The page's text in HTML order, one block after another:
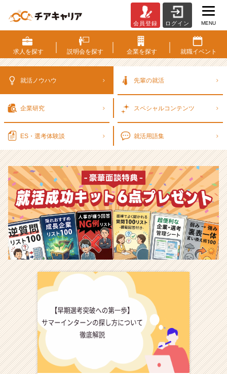
考
対
策・
ウ
ベ
ン
チ
ャ
ー・
成
長
企
業
か
ら
ト
が
届
活
会員登録 ログイン MENU
求人を探す 説明会を探す 企業を探す 就職イベント
就活ノウハウ 先輩の就活
企業研究 スペシャルコンテンツ
ES・選考体験談 就活用語集